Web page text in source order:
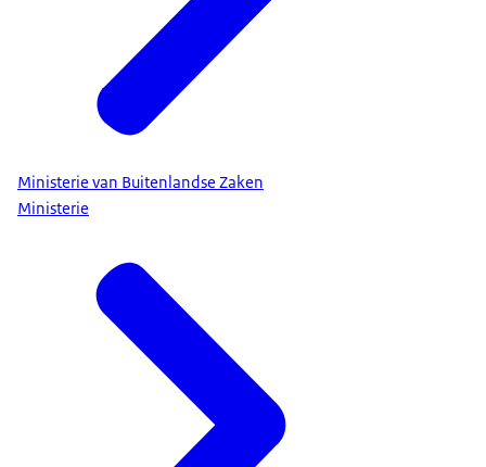
Ministerie van Buitenlandse Zaken
Ministerie